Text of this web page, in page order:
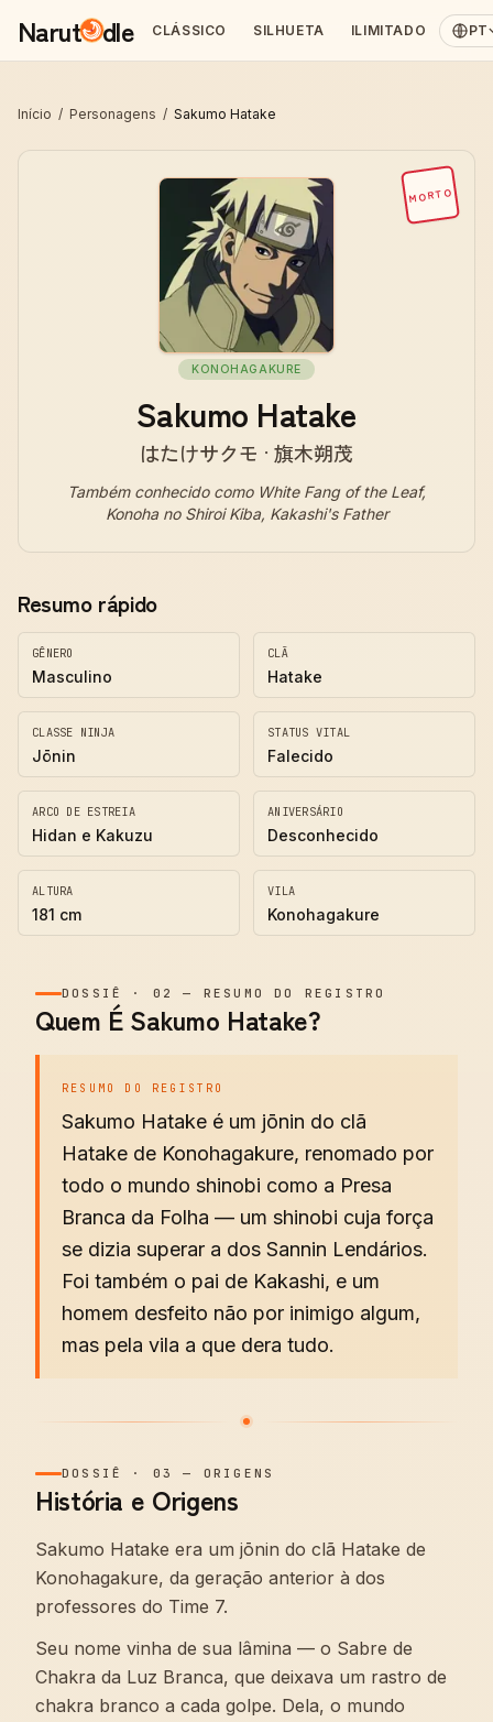
Narut dle CLÁSSICO SILHUETA ILIMITADO PT
Início / Personagens / Sakumo Hatake
MORTO
KONOHAGAKURE
Sakumo Hatake
はたけサクモ · 旗木朔茂
Também conhecido como White Fang of the Leaf,
Konoha no Shiroi Kiba, Kakashi's Father
Resumo rápido
GÊNERO
Masculino
CLÃ
Hatake
CLASSE NINJA
Jōnin
STATUS VITAL
Falecido
ARCO DE ESTREIA
Hidan e Kakuzu
ANIVERSÁRIO
Desconhecido
ALTURA
181 cm
VILA
Konohagakure
DOSSIÊ · 02 — RESUMO DO REGISTRO
Quem É Sakumo Hatake?
RESUMO DO REGISTRO
Sakumo Hatake é um jōnin do clã
Hatake de Konohagakure, renomado por
todo o mundo shinobi como a Presa
Branca da Folha — um shinobi cuja força
se dizia superar a dos Sannin Lendários.
Foi também o pai de Kakashi, e um
homem desfeito não por inimigo algum,
mas pela vila a que dera tudo.
DOSSIÊ · 03 — ORIGENS
História e Origens
Sakumo Hatake era um jōnin do clã Hatake de
Konohagakure, da geração anterior à dos
professores do Time 7.
Seu nome vinha de sua lâmina — o Sabre de
Chakra da Luz Branca, que deixava um rastro de
chakra branco a cada golpe. Dela, o mundo